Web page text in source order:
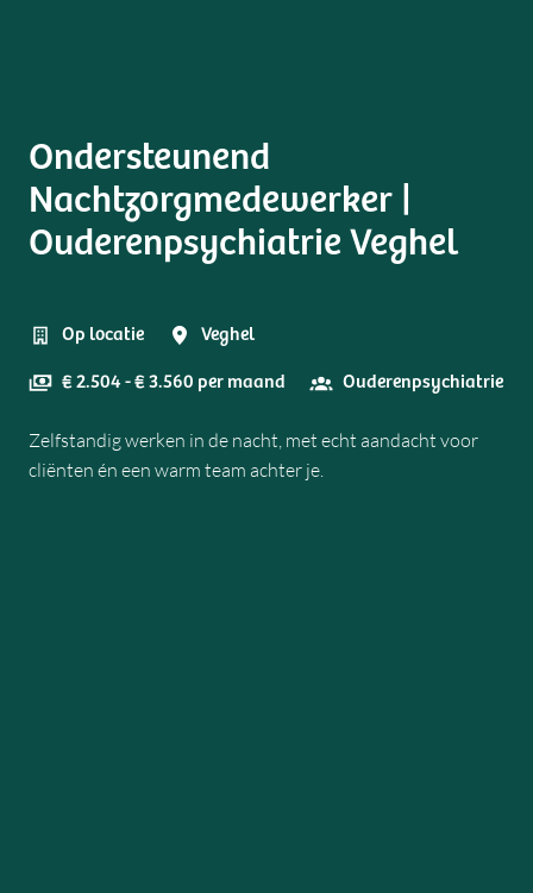
Ondersteunend
Nachtzorgmedewerker |
Ouderenpsychiatrie Veghel
Op locatie Veghel
€ 2.504 - € 3.560 per maand Ouderenpsychiatrie
Zelfstandig werken in de nacht, met echt aandacht voor
cliënten én een warm team achter je.